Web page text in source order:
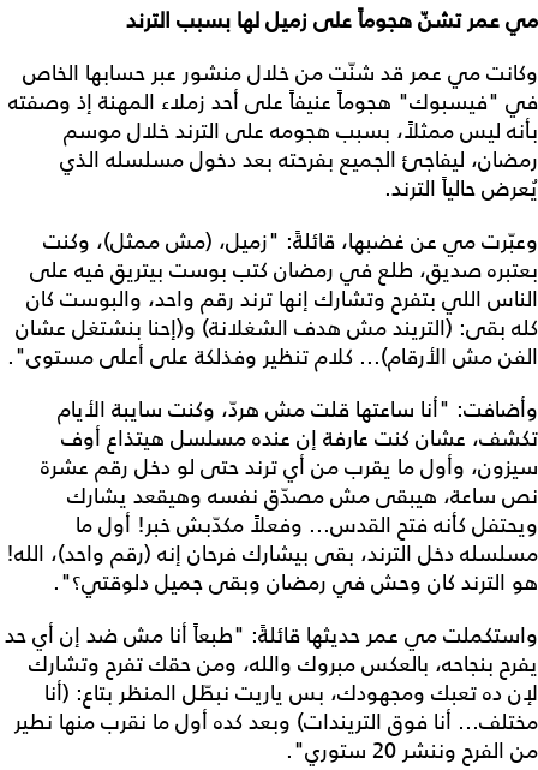
مي عمر تشنّ هجوماً على زميل لها بسبب الترند
وكانت مي عمر قد شنّت من خلال منشور عبر حسابها الخاص
في "فيسبوك" هجوماً عنيفاً على أحد زملاء المهنة إذ وصفته
بأنه ليس ممثلاً، بسبب هجومه على الترند خلال موسم
رمضان، ليفاجئ الجميع بفرحته بعد دخول مسلسله الذي
يُعرض حالياً الترند.
وعبّرت مي عن غضبها، قائلةً: "زميل، (مش ممثل)، وكنت
بعتبره صديق، طلع في رمضان كتب بوست بيتريق فيه على
الناس اللي بتفرح وتشارك إنها ترند رقم واحد، والبوست كان
كله بقى: (التريند مش هدف الشغلانة) و(إحنا بنشتغل عشان
الفن مش الأرقام)... كلام تنظير وفذلكة على أعلى مستوى".
وأضافت: "أنا ساعتها قلت مش هردّ، وكنت سايبة الأيام
تكشف، عشان كنت عارفة إن عنده مسلسل هيتذاع أوف
سيزون، وأول ما يقرب من أي ترند حتى لو دخل رقم عشرة
نص ساعة، هيبقى مش مصدّق نفسه وهيقعد يشارك
ويحتفل كأنه فتح القدس... وفعلاً مكدّبش خبر! أول ما
مسلسله دخل الترند، بقى بيشارك فرحان إنه (رقم واحد)، الله!
هو الترند كان وحش في رمضان وبقى جميل دلوقتي؟".
واستكملت مي عمر حديثها قائلةً: "طبعاً أنا مش ضد إن أي حد
يفرح بنجاحه، بالعكس مبروك والله، ومن حقك تفرح وتشارك
لإن ده تعبك ومجهودك، بس ياريت نبطّل المنظر بتاع: (أنا
مختلف… أنا فوق التريندات) وبعد كده أول ما نقرب منها نطير
من الفرح وننشر 20 ستوري".